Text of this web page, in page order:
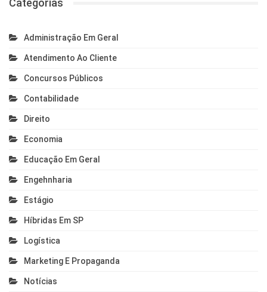
Categorias
Administração Em Geral
Atendimento Ao Cliente
Concursos Públicos
Contabilidade
Direito
Economia
Educação Em Geral
Engehnharia
Estágio
Híbridas Em SP
Logística
Marketing E Propaganda
Notícias